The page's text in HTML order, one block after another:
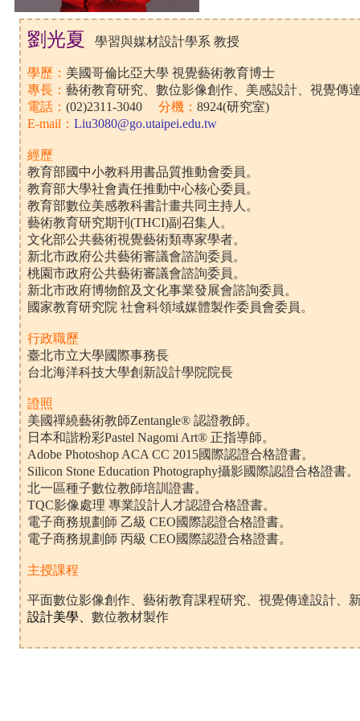
劉光夏 學習與媒材設計學系 教授
學歷： 美國哥倫比亞大學 視覺藝術教育博士
專長： 藝術教育研究、數位影像創作、美感設計、視覺傳
電話： (02)2311-3040 分機： 8924(研究室)
E-mail： Liu3080@go.utaipei.edu.tw
經歷
教育部國中小教科用書品質推動會委員。
教育部大學社會責任推動中心核心委員。
教育部數位美感教科書計畫共同主持人。
藝術教育研究期刊(THCI)副召集人。
文化部公共藝術視覺藝術類專家學者。
新北市政府公共藝術審議會諮詢委員。
桃園市政府公共藝術審議會諮詢委員。
新北市政府博物館及文化事業發展會諮詢委員。
國家教育研究院 社會科領域媒體製作委員會委員。
行政職歷
臺北市立大學國際事務長
台北海洋科技大學創新設計學院院長
證照
美國禪繞藝術教師Zentangle® 認證教師。
日本和諧粉彩Pastel Nagomi Art® 正指導師。
Adobe Photoshop ACA CC 2015國際認證合格證書。
Silicon Stone Education Photography攝影國際認證合格證書。
北一區種子數位教師培訓證書。
TQC影像處理 專業設計人才認證合格證書。
電子商務規劃師 乙級 CEO國際認證合格證書。
電子商務規劃師 丙級 CEO國際認證合格證書。
主授課程
平面數位影像創作、藝術教育課程研究、視覺傳達設計、
設計美學
數位教材製作